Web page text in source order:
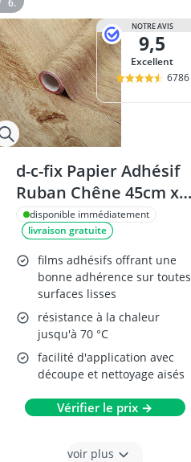
NOTRE AVIS
9,5
Excellent
6786
d-c-fix Papier Adhésif
Ruban Chêne 45cm x
2m
disponible immédiatement
livraison gratuite
films adhésifs offrant une
bonne adhérence sur toutes
surfaces lisses
résistance à la chaleur
jusqu'à 70 °C
facilité d'application avec
découpe et nettoyage aisés
Vérifier le prix →
voir plus